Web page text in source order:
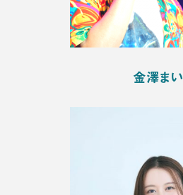
金澤まい